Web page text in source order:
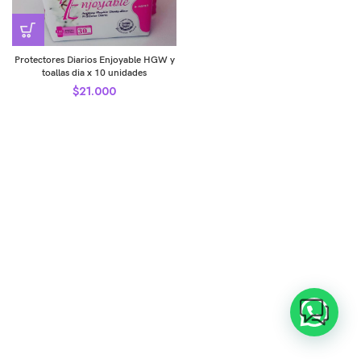
Protectores Diarios Enjoyable HGW y
toallas dia x 10 unidades
$21.000